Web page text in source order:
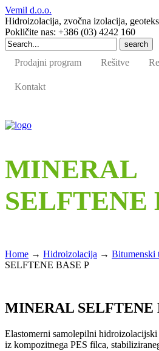
Vemil d.o.o.
Hidroizolacija, zvočna izolacija,
Pokličite nas: +386 (03) 4242 160
Search
for:
Prodajni program
Rešitve
Kontakt
MINERAL
SELFTENE
Home → Hidroizolacija → Bitumenski
SELFTENE BASE P
MINERAL SELFTENE
Elastomerni samolepilni
iz kompozitnega PES filca,